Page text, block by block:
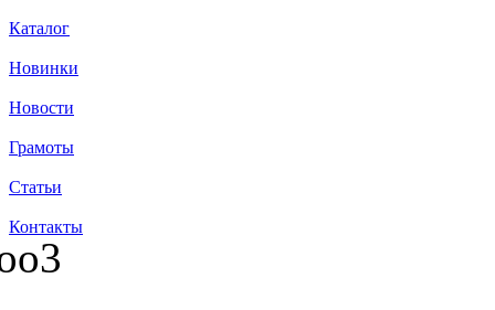
Каталог
Новинки
Новости
Грамоты
Статьи
Контакты